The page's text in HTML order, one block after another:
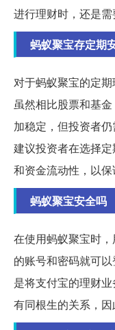
进行理财时，还是需
蚂蚁聚宝存定期
对于蚂蚁聚宝的定期
虽然相比股票和基
加稳定，但投资者仍
建议投资者在选择
和资金流动性，以保
蚂蚁聚宝安全吗
在使用蚂蚁聚宝时
的账号和密码就可
是将支付宝的理财
有同根生的关系，因